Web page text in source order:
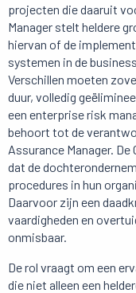
projecten die daaruit
Manager stelt heldere
hiervan of de
systemen in de
Verschillen moeten
duur, volledig
een enterprise risk
behoort tot de
Assurance Manager.
dat de
procedures in hun
Daarvoor zijn een
vaardigheden en
onmisbaar.
De rol vraagt om een
die niet alleen een